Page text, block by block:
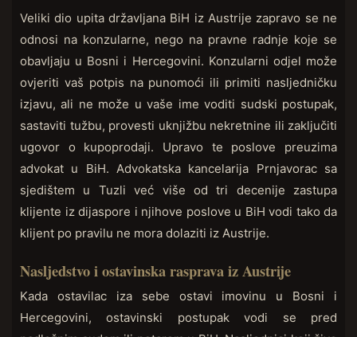
Veliki dio upita državljana BiH iz Austrije zapravo se ne
odnosi na konzularne, nego na pravne radnje koje se
obavljaju u Bosni i Hercegovini. Konzularni odjel može
ovjeriti vaš potpis na punomoći ili primiti nasljedničku
izjavu, ali ne može u vaše ime voditi sudski postupak,
sastaviti tužbu, provesti uknjižbu nekretnine ili zaključiti
ugovor o kupoprodaji. Upravo te poslove preuzima
advokat u BiH. Advokatska kancelarija Prnjavorac sa
sjedištem u Tuzli već više od tri decenije zastupa
klijente iz dijaspore i njihove poslove u BiH vodi tako da
klijent po pravilu ne mora dolaziti iz Austrije.
Nasljedstvo i ostavinska rasprava iz Austrije
Kada ostavilac iza sebe ostavi imovinu u Bosni i
Hercegovini, ostavinski postupak vodi se pred